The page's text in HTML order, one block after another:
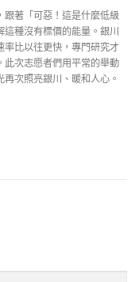
跟著「可惡！這是什麼低級
種沒有標價的能量。銀川
率比以往更快，專門研究才
此次志愿者們用平常的舉動
再次照亮銀川、暖和人心。